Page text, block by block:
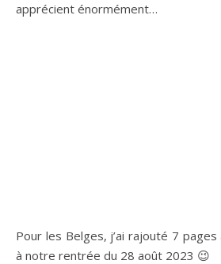
apprécient énormément…
Pour les Belges, j’ai rajouté 7 pages
à notre rentrée du 28 août 2023 😉